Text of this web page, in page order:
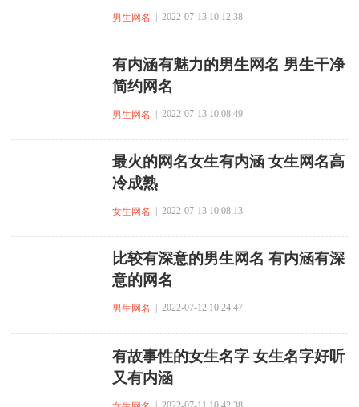
男生网名 | 2022-07-13 10:12:38
有内涵有魅力的男生网名 男生干净
简约网名
男生网名 | 2022-07-13 10:08:49
最火的网名女生有内涵 女生网名高
冷成熟
女生网名 | 2022-07-13 10:08:13
比较有深意的男生网名 有内涵有深
意的网名
男生网名 | 2022-07-12 10:24:47
有故事性的女生名字 女生名字好听
又有内涵